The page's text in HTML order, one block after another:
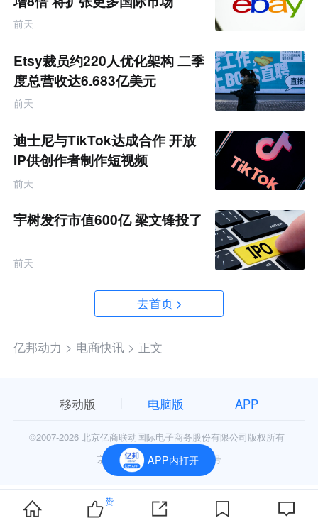
前天
Etsy裁员约220人优化架构 二季
度总营收达6.683亿美元
前天
迪士尼与TikTok达成合作 开放
IP供创作者制作短视频
前天
宇树发行市值600亿 梁文锋投了
前天
去首页
亿邦动力 > 电商快讯 > 正文
APP内打开
赞
移动版 电脑版 APP
©2007-2026 北京亿商联动国际电子商务股份有限公司版权所有
京公网安备11010602006906号